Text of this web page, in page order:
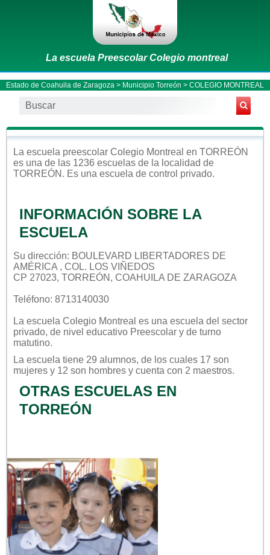
La escuela Preescolar Colegio montreal
Estado de Coahuila de Zaragoza > Municipio Torreón > COLEGIO MONTREAL
La escuela preescolar Colegio Montreal en TORREÓN
es una de las 1236 escuelas de la localidad de
TORREÓN . Es una escuela de control privado.
INFORMACIÓN SOBRE LA
ESCUELA
Su dirección: BOULEVARD LIBERTADORES DE
AMÉRICA , COL. LOS VIÑEDOS
CP 27023, TORREÓN, COAHUILA DE ZARAGOZA
Teléfono: 8713140030
La escuela Colegio Montreal es una escuela del sector
privado, de nivel educativo Preescolar y de turno
matutino.
La escuela tiene 29 alumnos, de los cuales 17 son
mujeres y 12 son hombres y cuenta con 2 maestros.
OTRAS ESCUELAS EN
TORREÓN